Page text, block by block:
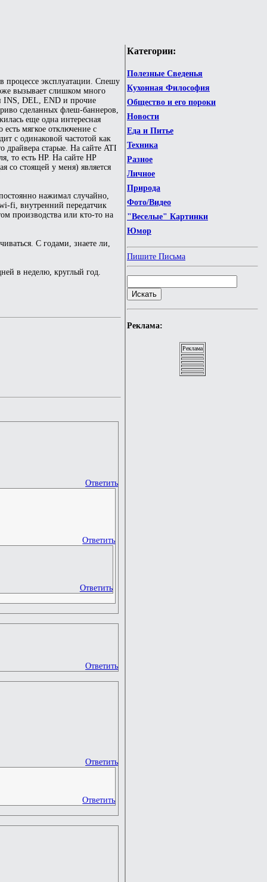
Категории:
Полезные Сведенья
Кухонная Философия
Общество и его пороки
Новости
Еда и Питье
Техника
Разное
Личное
Природа
Фото/Видео
"Веселые" Картинки
Юмор
Пишите Письма
Реклама:
Реклама
процессе эксплуатации. Спешу
вызывает слишком много
INS, DEL, END и прочие
сделанных флеш-баннеров,
еще одна интересная
мягкое отключение с
с одинаковой частотой как
драйвера старые. На сайте ATI
то есть HP. На сайте HP
со стоящей у меня) является
нажимал случайно,
fi, внутренний передатчик
производства или кто-то на
С годами, знаете ли,
в неделю, круглый год.
Ответить
Ответить
Ответить
Ответить
Ответить
Ответить